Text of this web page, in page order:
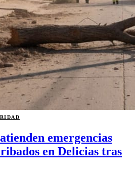
emergencias
en Delicias tras